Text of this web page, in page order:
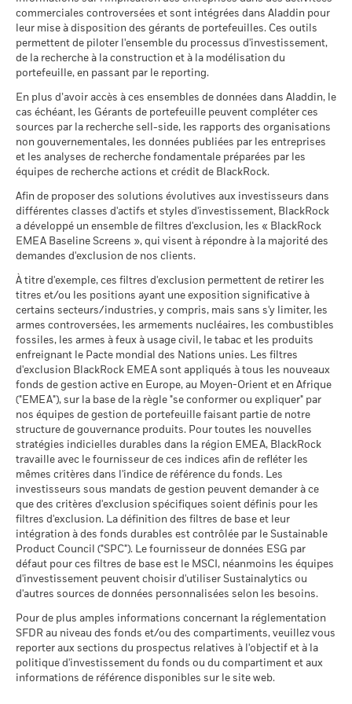
Rendement total (%)
Indice de référence contrainte 1 (%)
2021 2022 2023 2024 2025
End of interactive chart.
2021 2022 2023 2024 2025
Rendement total
(%) GBP
référence
contrainte 1 (%)
USD
La performance indiquée est calculée après déduction des
frais courants. Les frais d’entrée/de sortie ne sont pas inclus
dans le calcul.
Les chiffres indiqués se rapportent aux performances
passées.Les performances passées ne sont pas un indicateur
fiable des performances futures. Les marchés pourraient
évoluer très différemment. Ceci peut vous aider à évaluer la
façon dont le fonds a été géré dans le passé
La performance est indiquée sur la base de la Valeur nette
d’inventaire (VNI), avec le revenu brut réinvesti le cas échéant.
Le rendement de votre investissement peut augmenter ou
diminuer en raison des fluctuations des devises si votre
investissement est effectué dans une devise autre que celle
utilisée dans le calcul des performances passées. Source :
Blackrock
Catégorie Morningstar
Global High Yield Bond - GBP
Hedged
Liquidité du fonds
Quotidienne, sur la base d'un
SEDOL BS2CPC6
au
Scénarios
Minimal Il n’y a pas de rendement minimum
Tension
Ce que vous pourriez obtenir après
Rendement annuel moyen
Défavorable
Ce que vous pourriez obtenir après
Rendement annuel moyen
Intermédiaire
Ce que vous pourriez obtenir après
Rendement annuel moyen
Favorable
Ce que vous pourriez obtenir après
Rendement annuel moyen
Le scénario de tension montre ce que vous pourriez obtenir
dans des situations de marché extrêmes.
d’investissement d’un fonds et ne restreignent pas l’univers
investissable du fonds. Ceci n’indique pas qu’un fonds
adoptera une stratégie d’investissement ESG ou Impact ou
mettra en place des filtrages.
Pour plus d’informations sur la
prospectus.
Pour consulter les méthodologies MSCI sur lesquelles
reposent les Caractéristiques de durabilité, utilisez les liens
ci-dessous.
Notation des fonds ESG MSCI
au 17/juil./2026
A
Pointage de qualité ESG
MSCI (0-10)
au 17/juil./2026
Classification mondiale des
fonds selon Lipper
au 17/juil./2026
Bond Global High Yield USD
Moyenne pondérée de
l'intensité carbone MSCI
(tonnes de CO2e/M$ de
ventes)
au 17/juil./2026
% des avoirs à l'égard
desquels des données ESG
au 17/juil./2026
91,22
Pointage de qualité ESG
MSCI - centile par rapport aux
pairs
au 17/juil./2026
70,63
Fonds dans le groupe de
pairs
au 17/juil./2026
143
% de couverture MSCI
Weighted Average Carbon
Intensity
au 17/juil./2026
91,44
d'activité, utilisez les liensci-dessous.
MSCI - Armes controversées
au 30/juin/2026
0,00%
MSCI - Armes nucléaires
au 30/juin/2026
0,00%
MSCI - Armes à feu civiles
au 30/juin/2026
0,00%
MSCI - Tabac
au 30/juin/2026
MSCI - Contrevenants au
Pacte mondial des Nations
Unies
au 30/juin/2026
0,00%
MSCI - Charbon thermique
au 30/juin/2026
0,00%
MSCI - Sables bitumineux
au 30/juin/2026
0,00%
Données sur la
participation aux secteurs
d'activité
au 30/juin/2026
63,86%
Pourcentage des avoirs du
fonds à l'égard desquels
des données ne sont pas
disponibles
au 30/juin/2026
L'exposition de BlackRock aux secteurs d'activité, telle qu'elle
est indiquée ci-dessus, pour le charbon thermique et les
sables bitumineux, est calculée et déclarée pour les
entreprises qui tirent plus de 5 % de leurs revenus du
charbon thermique ou des sables bitumineux, tel que défini
par MSCI ESG Research. L’exposition aux entreprises qui
génèrent des revenus à partir du charbon thermique ou des
sables bitumineux (à un seuil de revenus de 0 %), telle que
définie par MSCI ESG Research, se répartit comme suit :
BlackRock Funds I ICAV - Annual Report
(French - Belgium^France)
BlackRock Funds I ICAV - Prospectus (French
- Belgium^France)
BlackRock Funds I ICAV - Prospectus (English
- Austria^Belgium^Czech
Republic^Spain^Sweden^Switzerland^United
Kingdom)
BlackRock Funds I ICAV - Prospectus (French
- France)
Sustainability related disclosure - GHYESG-
AGG (en)
Sustainability related disclosure - GHYESG-
AGG (fr)
Voir tous les documents
commerciales controversées et sont intégrées dans Aladdin pour
leur mise à disposition des gérants de portefeuilles. Ces outils
permettent de piloter l'ensemble du processus d'investissement,
de la recherche à la construction et à la modélisation du
portefeuille, en passant par le reporting.
En plus d’avoir accès à ces ensembles de données dans Aladdin, le
cas échéant, les Gérants de portefeuille peuvent compléter ces
sources par la recherche sell-side, les rapports des organisations
non gouvernementales, les données publiées par les entreprises
et les analyses de recherche fondamentale préparées par les
équipes de recherche actions et crédit de BlackRock.
Afin de proposer des solutions évolutives aux investisseurs dans
différentes classes d'actifs et styles d'investissement, BlackRock
a développé un ensemble de filtres d'exclusion, les « BlackRock
EMEA Baseline Screens », qui visent à répondre à la majorité des
demandes d'exclusion de nos clients.
À titre d'exemple, ces filtres d'exclusion permettent de retirer les
titres et/ou les positions ayant une exposition significative à
certains secteurs/industries, y compris, mais sans s'y limiter, les
armes controversées, les armements nucléaires, les combustibles
fossiles, les armes à feux à usage civil, le tabac et les produits
enfreignant le Pacte mondial des Nations unies. Les filtres
d'exclusion BlackRock EMEA sont appliqués à tous les nouveaux
fonds de gestion active en Europe, au Moyen-Orient et en Afrique
("EMEA"), sur la base de la règle "se conformer ou expliquer" par
nos équipes de gestion de portefeuille faisant partie de notre
structure de gouvernance produits. Pour toutes les nouvelles
stratégies indicielles durables dans la région EMEA, BlackRock
travaille avec le fournisseur de ces indices afin de refléter les
mêmes critères dans l'indice de référence du fonds. Les
investisseurs sous mandats de gestion peuvent demander à ce
que des critères d'exclusion spécifiques soient définis pour les
filtres d'exclusion. La définition des filtres de base et leur
intégration à des fonds durables est contrôlée par le Sustainable
Product Council ("SPC"). Le fournisseur de données ESG par
défaut pour ces filtres de base est le MSCI, néanmoins les équipes
d'investissement peuvent choisir d'utiliser Sustainalytics ou
d'autres sources de données personnalisées selon les besoins.
Pour de plus amples informations concernant la réglementation
SFDR au niveau des fonds et/ou des compartiments, veuillez vous
reporter aux sections du prospectus relatives à l'objectif et à la
politique d'investissement du fonds ou du compartiment et aux
informations de référence disponibles sur le site web.